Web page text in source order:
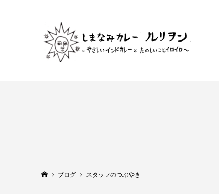
ブログ スタッフのつぶやき